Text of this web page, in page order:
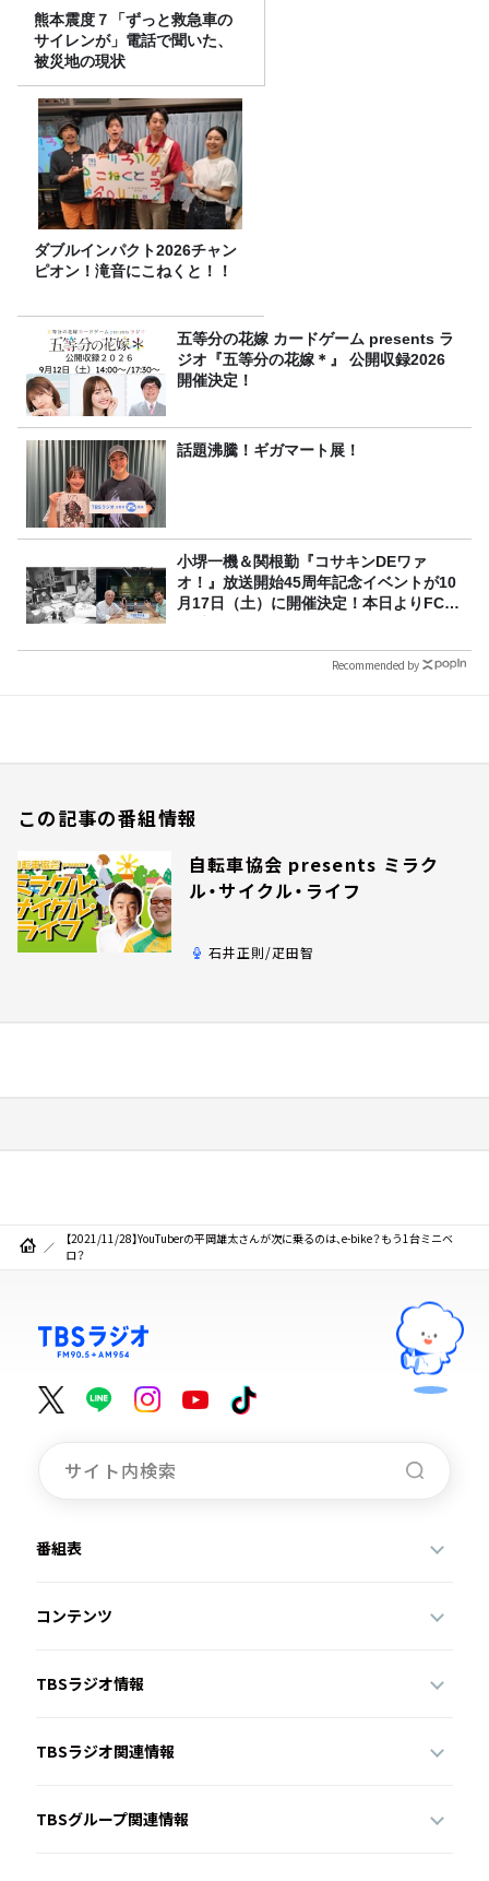
熊本震度７「ずっと救急車の
サイレンが」電話で聞いた、
被災地の現状
ダブルインパクト2026チャン
ピオン！滝音にこねくと！！
五等分の花嫁 カードゲーム presents ラ
ジオ『五等分の花嫁＊』 公開収録2026
開催決定！
話題沸騰！ギガマート展！
小堺一機＆関根勤『コサキンDEワァ
オ！』放送開始45周年記念イベントが10
月17日（土）に開催決定！本日よりFC先
Recommended by
この記事の番組情報
自転車協会 presents ミラク
ル・サイクル・ライフ
石井正則/疋田智
【2021/11/28】YouTuberの平岡雄太さんが次に乗るのは、e-bike？もう1台ミニベ
ロ？
番組表
コンテンツ
TBSラジオ情報
TBSラジオ関連情報
TBSグループ関連情報